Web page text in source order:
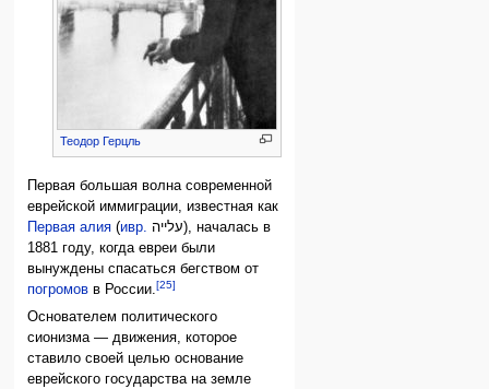
Теодор Герцль
Первая большая волна современной
еврейской иммиграции, известная как
Первая алия (ивр. עלייה‎), началась в
1881 году, когда евреи были
вынуждены спасаться бегством от
погромов в России.[25]
Основателем политического
сионизма — движения, которое
ставило своей целью основание
еврейского государства на земле